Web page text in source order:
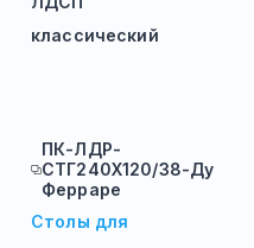
классический
ПК-ЛДР-
СТГ240Х120/38-Ду
Ферраре
Столы для